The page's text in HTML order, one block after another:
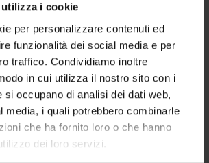
i cookie
per personalizzare contenuti ed
funzionalità dei social media e per
traffico. Condividiamo inoltre
in cui utilizza il nostro sito con i
si occupano di analisi dei dati web,
media, i quali potrebbero combinarle
che ha fornito loro o che hanno
dei loro servizi.